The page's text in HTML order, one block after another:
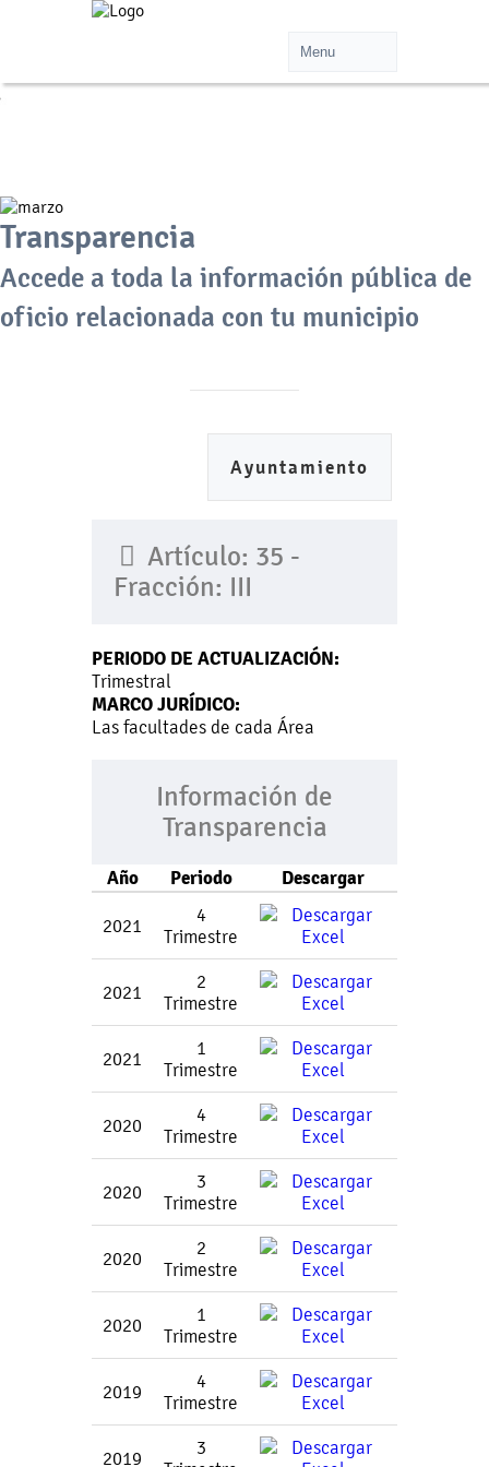
Transparencia
Accede a toda la información pública de
oficio relacionada con tu municipio
Ayuntamiento
Artículo: 35 -
Fracción: III
PERIODO DE ACTUALIZACIÓN:
Trimestral
MARCO JURÍDICO:
Las facultades de cada Área
Información de
Transparencia
Año Periodo Descargar
2021
4
Trimestre
2021
2
Trimestre
2021
1
Trimestre
2020
4
Trimestre
2020
3
Trimestre
2020
2
Trimestre
2020
1
Trimestre
2019
4
Trimestre
2019
3